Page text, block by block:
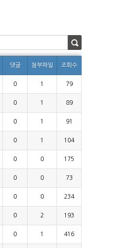
댓글 첨부파일 조회수
0 1 79
0 1 89
0 1 91
0 1 104
0 0 175
0 0 73
0 0 234
0 2 193
0 1 416